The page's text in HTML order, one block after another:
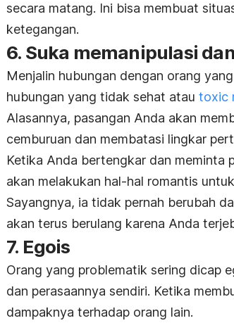
secara matang. Ini bisa membuat
ketegangan.
6. Suka memanipulasi
Menjalin hubungan dengan orang
hubungan yang tidak sehat atau toxic
Alasannya, pasangan Anda akan
cemburuan dan membatasi lingkar
Ketika Anda bertengkar dan meminta
akan melakukan hal-hal romantis
Sayangnya, ia tidak pernah berubah
akan terus berulang karena Anda
7. Egois
Orang yang problematik sering dicap
dan perasaannya sendiri. Ketika
dampaknya terhadap orang lain.